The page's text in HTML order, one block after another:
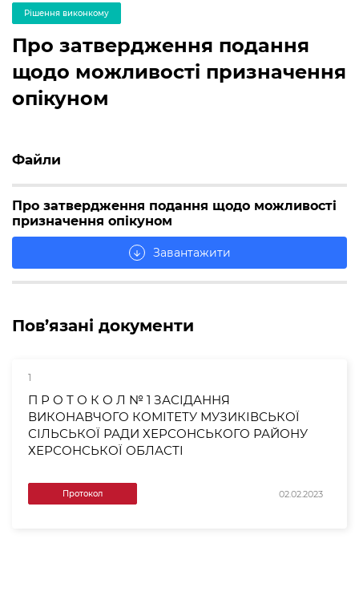
Рішення виконкому
Про затвердження подання
щодо можливості призначення
опікуном
Файли
Про затвердження подання щодо можливості
призначення опікуном
arrow_downward Завантажити
Пов’язані документи
1
П Р О Т О К О Л № 1 ЗАСІДАННЯ
ВИКОНАВЧОГО КОМІТЕТУ МУЗИКІВСЬКОЇ
СІЛЬСЬКОЇ РАДИ ХЕРСОНСЬКОГО РАЙОНУ
ХЕРСОНСЬКОЇ ОБЛАСТІ
Протокол 02.02.2023